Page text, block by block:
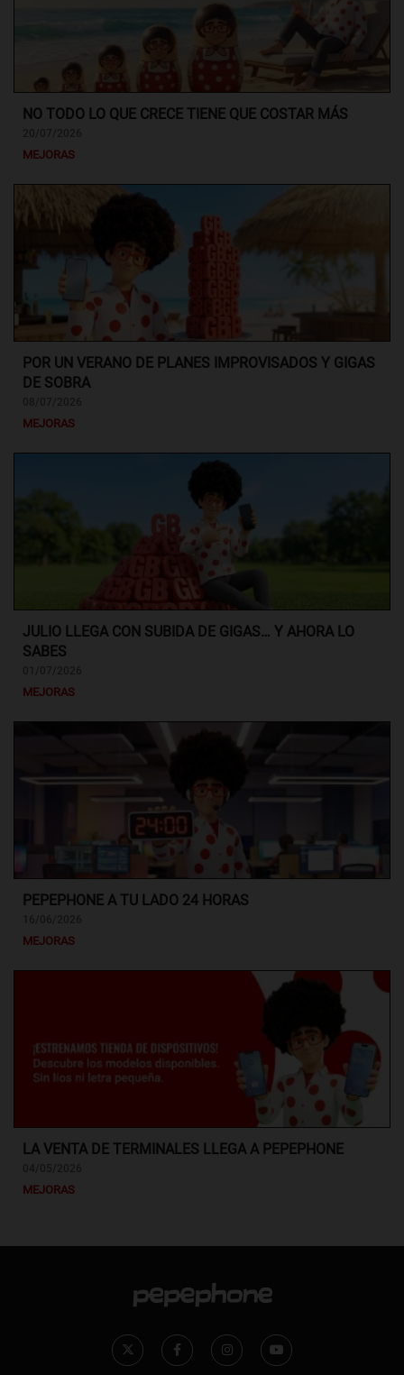
NO TODO LO QUE CRECE TIENE QUE COSTAR MÁS
MEJORAS
POR UN VERANO DE PLANES IMPROVISADOS Y GIGAS
DE SOBRA
MEJORAS
JULIO LLEGA CON SUBIDA DE GIGAS… Y AHORA LO
SABES
MEJORAS
PEPEPHONE A TU LADO 24 HORAS
MEJORAS
LA VENTA DE TERMINALES LLEGA A PEPEPHONE
MEJORAS